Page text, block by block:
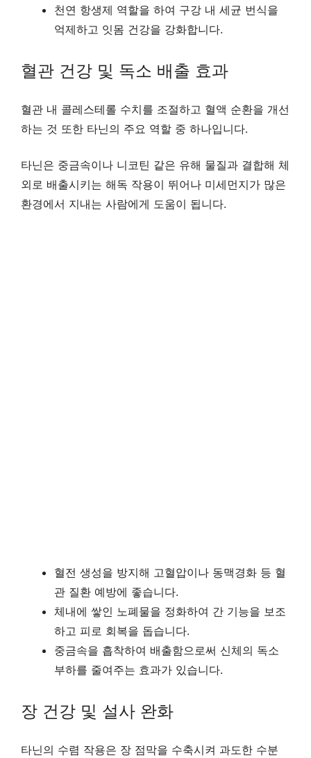
천연 항생제 역할을 하여 구강 내 세균 번식을
억제하고 잇몸 건강을 강화합니다.
혈관 건강 및 독소 배출 효과
혈관 내 콜레스테롤 수치를 조절하고 혈액 순환을 개선
하는 것 또한 타닌의 주요 역할 중 하나입니다.
타닌은 중금속이나 니코틴 같은 유해 물질과 결합해 체
외로 배출시키는 해독 작용이 뛰어나 미세먼지가 많은
환경에서 지내는 사람에게 도움이 됩니다.
혈전 생성을 방지해 고혈압이나 동맥경화 등 혈
관 질환 예방에 좋습니다.
체내에 쌓인 노폐물을 정화하여 간 기능을 보조
하고 피로 회복을 돕습니다.
중금속을 흡착하여 배출함으로써 신체의 독소
부하를 줄여주는 효과가 있습니다.
장 건강 및 설사 완화
타닌의 수렴 작용은 장 점막을 수축시켜 과도한 수분